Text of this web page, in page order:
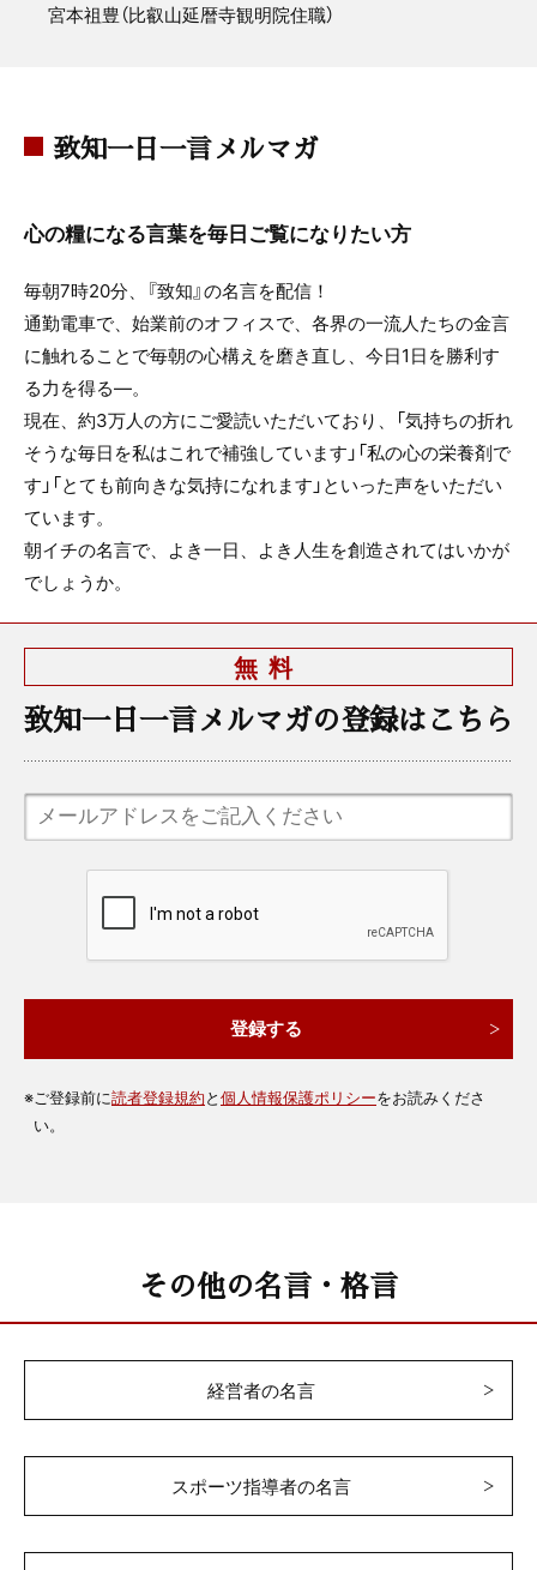
宮本祖豊（比叡山延暦寺観明院住職）
致知一日一言メルマガ
心の糧になる言葉を毎日ご覧になりたい方
毎朝7時20分、『致知』の名言を配信！
通勤電車で、始業前のオフィスで、各界の一流人たちの金言
に触れることで毎朝の心構えを磨き直し、今日1日を勝利す
る力を得る—。
現在、約3万人の方にご愛読いただいており、「気持ちの折れ
そうな毎日を私はこれで補強しています」「私の心の栄養剤で
す」「とても前向きな気持になれます」といった声をいただい
ています。
朝イチの名言で、よき一日、よき人生を創造されてはいかが
でしょうか。
無料
致知一日一言メルマガの登録はこちら
※ご登録前に読者登録規約と個人情報保護ポリシーをお読みくださ
い。
その他の名言・格言
経営者の名言
スポーツ指導者の名言